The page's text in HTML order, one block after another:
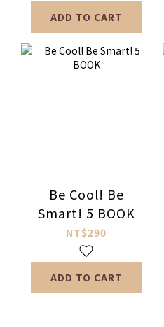
ADD TO CART
Be Cool! Be
Smart! 5 BOOK
NT$290
ADD TO CART